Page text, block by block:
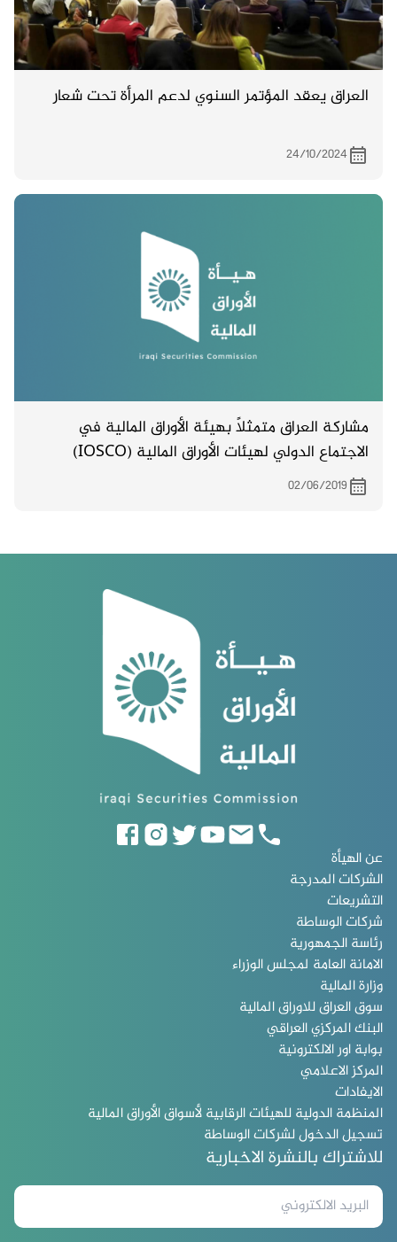
العراق يعقد المؤتمر السنوي لدعم المرأة تحت شعار
24/10/2024
مشاركة العراق متمثلاً بهيئة الأوراق المالية في
الاجتماع الدولي لهيئات الأوراق المالية (IOSCO)
02/06/2019
عن الهيأة
الشركات المدرجة
التشريعات
شركات الوساطة
رئاسة الجمهورية
الامانة العامة لمجلس الوزراء
وزارة المالية
سوق العراق للاوراق المالية
البنك المركزي العراقي
بوابة اور الالكترونية
المركز الاعلامي
الايفادات
المنظمة الدولية للهيئات الرقابية لأسواق الأوراق المالية
تسجيل الدخول لشركات الوساطة
للاشتراك بالنشرة الاخبارية